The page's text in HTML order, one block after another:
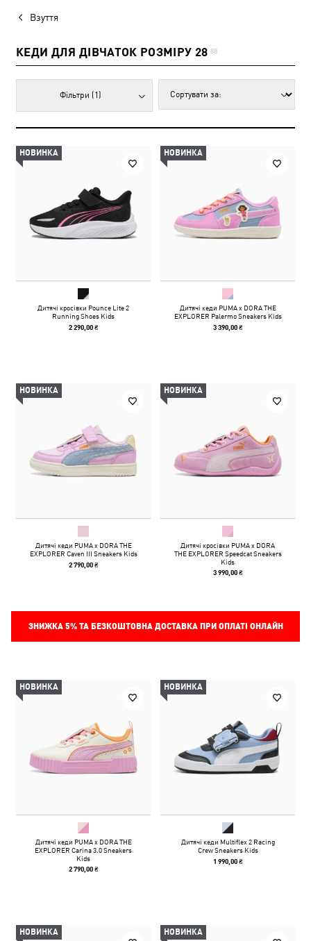
Взуття
КЕДИ ДЛЯ ДІВЧАТОК РОЗМІРУ 28 88
Фільтри (1)
НОВИНКА
Дитячі кросівки Pounce Lite 2
Running Shoes Kids
2 290,00 ₴
НОВИНКА
Дитячі кеди PUMA x DORA THE
EXPLORER Palermo Sneakers Kids
3 390,00 ₴
НОВИНКА
Дитячі кеди PUMA x DORA THE
EXPLORER Caven III Sneakers Kids
2 790,00 ₴
НОВИНКА
Дитячі кросівки PUMA x DORA
THE EXPLORER Speedcat Sneakers
Kids
3 990,00 ₴
ЗНИЖКА 5%ТА БЕЗКОШТОВНА ДОСТАВКА ПРИ ОПЛАТІ ОНЛАЙН
НОВИНКА
Дитячі кеди PUMA x DORA THE
EXPLORER Carina 3.0 Sneakers
Kids
2 790,00 ₴
НОВИНКА
Дитячі кеди Multiflex 2 Racing
Crew Sneakers Kids
1 990,00 ₴
НОВИНКА НОВИНКА